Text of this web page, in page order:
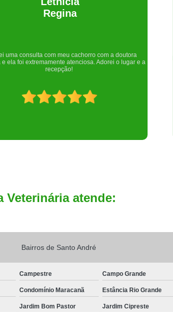
Joelma Lilian
Sempre serei grata pelo que fizeram por
nós!
Veterinária atende:
Bairros de Santo André
Campestre Campo Grande
Condomínio Maracanã Estância Rio Grande
Jardim Bom Pastor Jardim Cipreste